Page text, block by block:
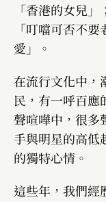
「香港的女兒
「叮噹可否不
愛」。
在流行文化中，
民，有一呼百應
聲喧嘩中，很多
手與明星的高低
的獨特心情。
這些年，我們經